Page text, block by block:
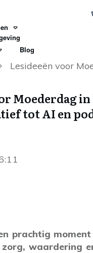
Blog
Moederdag in
tot AI en
prachtig
waardering